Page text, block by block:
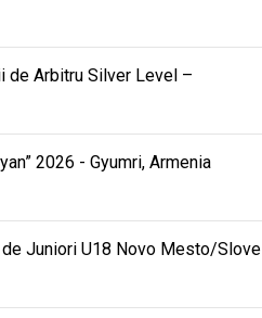
de Arbitru Silver Level –
2026 - Gyumri, Armenia
Juniori U18 Novo Mesto/Slove